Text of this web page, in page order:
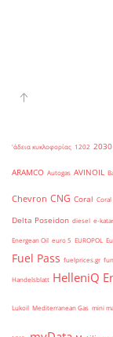
'άδεια κυκλοφορίας 1202 2030
ARAMCO Autogas AVINOIL
Chevron CNG Coral Coral
Delta Poseidon diesel e-
Energean Oil euro 5 EUROPOL
Fuel Pass fuelprices.gr
Handelsblatt HelleniQ
Lukoil Mediterranean Gas mini